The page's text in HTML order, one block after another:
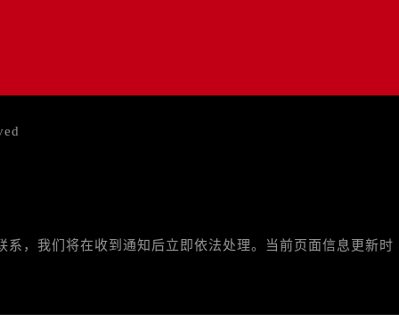
，我们将在收到通知后立即依法处理。当前页面信息更新时